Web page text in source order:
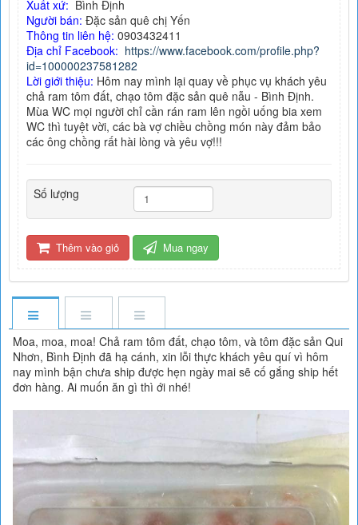
Xuất xứ: Bình Định
Người bán: Đặc sản quê chị Yến
Thông tin liên hệ: 0903432411
Địa chỉ Facebook: https://www.facebook.com/profile.php?
id=100000237581282
Lời giới thiệu: Hôm nay mình lại quay về phục vụ khách yêu
chả ram tôm đất, chạo tôm đặc sản quê nẫu - Bình Định.
Mùa WC mọi người chỉ cần rán ram lên ngồi uống bia xem
WC thì tuyệt vời, các bà vợ chiều chồng món này đảm bảo
các ông chồng rất hài lòng và yêu vợ!!!
Số lượng
Thêm vào giỏ Mua ngay
Moa, moa, moa! Chả ram tôm đất, chạo tôm, và tôm đặc sản Qui
Nhơn, Bình Định đã hạ cánh, xin lỗi thực khách yêu quí vì hôm
nay mình bận chưa ship được hẹn ngày mai sẽ cố gắng ship hết
đơn hàng. Ai muốn ăn gì thì ới nhé!